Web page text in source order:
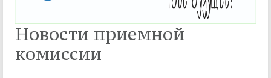
Новости приемной
комиссии